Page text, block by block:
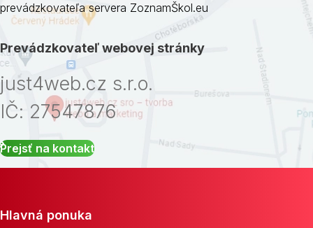
prevádzkovateľa servera ZoznamŠkol.eu
Prevádzkovateľ webovej stránky
just4web.cz s.r.o.
IČ: 27547876
Prejsť na kontakt
Hlavná ponuka